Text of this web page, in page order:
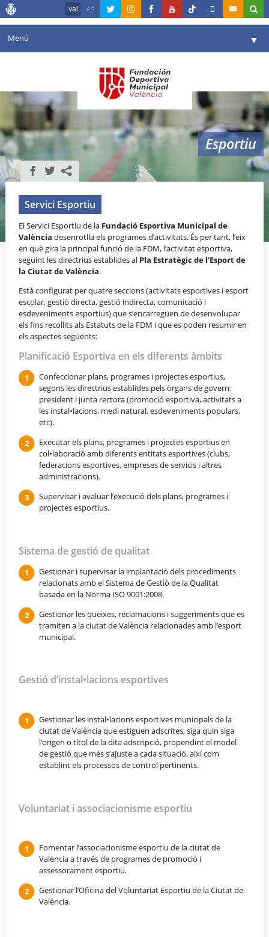
val es
Menú ▼
Agenda
Instal·lacions ▼
Comunicació ▼
València en esport ▼
Portal de Transparència
Reserves
Esportiu
Servici Esportiu
El Servici Esportiu de la Fundació Esportiva Municipal de
València desenrotlla els programes d’activitats. És per tant, l’eix
en què gira la principal funció de la FDM, l’activitat esportiva,
seguint les directrius establides al Pla Estratègic de l’Esport de
la Ciutat de València.
Està configurat per quatre seccions (activitats esportives i esport
escolar, gestió directa, gestió indirecta, comunicació i
esdeveniments esportius) que s’encarreguen de desenvolupar
els fins recollits als Estatuts de la FDM i que es poden resumir en
els aspectes següents:
Planificació Esportiva en els diferents àmbits
Confeccionar plans, programes i projectes esportius,
segons les directrius establides pels òrgans de govern:
president i junta rectora (promoció esportiva, activitats a
les instal•lacions, medi natural, esdeveniments populars,
etc).
Executar els plans, programes i projectes esportius en
col•laboració amb diferents entitats esportives (clubs,
federacions esportives, empreses de servicis i altres
administracions).
Supervisar i avaluar l’execució dels plans, programes i
projectes esportius.
Sistema de gestió de qualitat
Gestionar i supervisar la implantació dels procediments
relacionats amb el Sistema de Gestió de la Qualitat
basada en la Norma ISO 9001:2008.
Gestionar les queixes, reclamacions i suggeriments que es
tramiten a la ciutat de València relacionades amb l’esport
municipal.
Gestió d’instal•lacions esportives
Gestionar les instal•lacions esportives municipals de la
ciutat de València que estiguen adscrites, siga quin siga
l’origen o títol de la dita adscripció, propendint el model
de gestió que més s’ajuste a cada situació, així com
establint els processos de control pertinents.
Voluntariat i associacionisme esportiu
Fomentar l’associacionisme esportiu de la ciutat de
València a través de programes de promoció i
assessorament esportiu.
Gestionar l’Oficina del Voluntariat Esportiu de la Ciutat de
València.